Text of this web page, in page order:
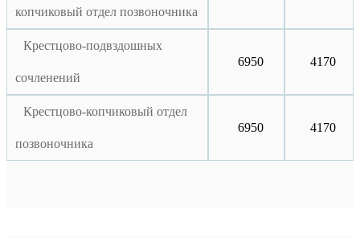
копчиковый отдел позвоночника
Крестцово-подвздошных
сочленений
6950 4170
Крестцово-копчиковый отдел
позвоночника
6950 4170